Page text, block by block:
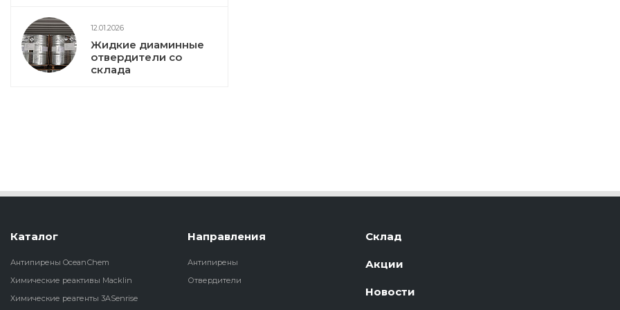
12.01.2026
Жидкие диаминные
отвердители со
склада
Каталог
Антипирены OceanСhem
Химические реактивы Macklin
Химические реагенты 3ASenrise
Направления
Антипирены
Отвердители
Склад
Акции
Новости